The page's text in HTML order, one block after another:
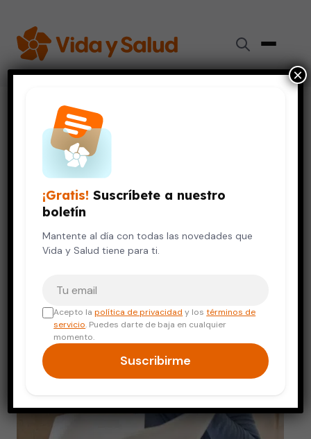
Vida Saludable
Vivir en una casa rentada… ¿influye en tu envejecimiento?
VIDA SALUDABLE
Vivir en una casa rentada…
¿influye en tu envejecimiento?
24 de noviembre, 2023 7 min de lectura
¡Gratis! Suscríbete a nuestro
boletín
Mantente al día con todas las novedades que
Vida y Salud tiene para ti.
Acepto lapolítica de privacidad y lostérminos de
servicio. Puedes darte de baja en cualquier
momento.
Suscribirme
×